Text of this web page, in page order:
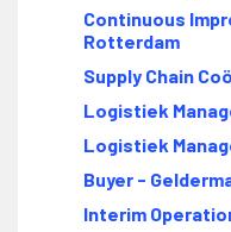
Continuous
Rotterdam
Supply Chain
Logistiek
Logistiek
Buyer -
Interim